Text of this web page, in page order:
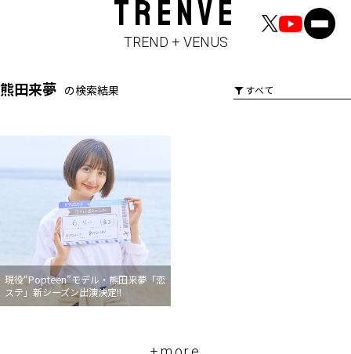
TRENVE
TREND + VENUS
熊田来夢 の検索結果
現役“Popteen”モデル・熊田来夢「恋
ステ」新シーズン出演決定!!